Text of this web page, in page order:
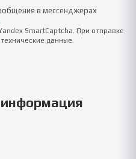
в мессенджерах
SmartCaptcha. При отправке
данные.